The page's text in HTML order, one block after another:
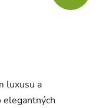
luxusu a
elegantných